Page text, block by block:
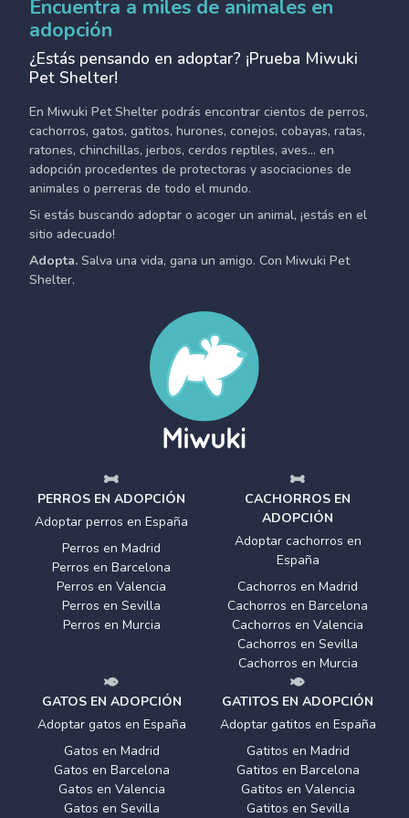
Encuentra a miles de animales en
adopción
¿Estás pensando en adoptar? ¡Prueba Miwuki
Pet Shelter!
En Miwuki Pet Shelter podrás encontrar cientos de perros,
cachorros, gatos, gatitos, hurones, conejos, cobayas, ratas,
ratones, chinchillas, jerbos, cerdos reptiles, aves... en
adopción procedentes de protectoras y asociaciones de
animales o perreras de todo el mundo.
Si estás buscando adoptar o acoger un animal, ¡estás en el
sitio adecuado!
Adopta. Salva una vida, gana un amigo. Con Miwuki Pet
Shelter.
PERROS EN ADOPCIÓN
Adoptar perros en España
Perros en Madrid
Perros en Barcelona
Perros en Valencia
Perros en Sevilla
Perros en Murcia
CACHORROS EN
ADOPCIÓN
Adoptar cachorros en
España
Cachorros en Madrid
Cachorros en Barcelona
Cachorros en Valencia
Cachorros en Sevilla
Cachorros en Murcia
GATOS EN ADOPCIÓN
Adoptar gatos en España
Gatos en Madrid
Gatos en Barcelona
Gatos en Valencia
Gatos en Sevilla
GATITOS EN ADOPCIÓN
Adoptar gatitos en España
Gatitos en Madrid
Gatitos en Barcelona
Gatitos en Valencia
Gatitos en Sevilla